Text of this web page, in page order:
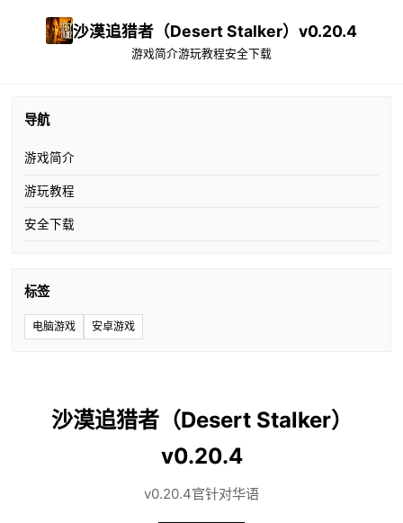
沙漠追猎者（Desert Stalker）v0.20.4
游戏简介游玩教程安全下载
导航
游戏简介
游玩教程
安全下载
标签
电脑游戏 安卓游戏
沙漠追猎者（Desert Stalker）
v0.20.4
v0.20.4官针对华语